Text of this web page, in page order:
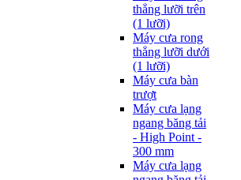
thẳng lưỡi trên
(1 lưỡi)
Máy cưa rong
thẳng lưỡi dưới
(1 lưỡi)
Máy cưa bàn
trượt
Máy cưa lạng
ngang băng tải
- High Point -
300 mm
Máy cưa lạng